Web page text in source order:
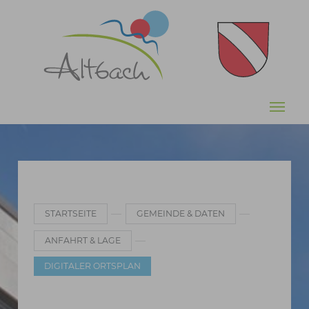
Zum Hauptinhalt springen
STARTSEITE GEMEINDE & DATEN
ANFAHRT & LAGE
DIGITALER ORTSPLAN